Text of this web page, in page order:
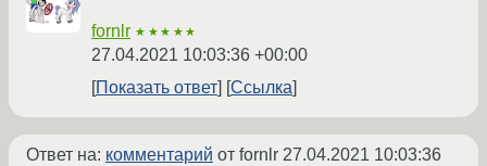
fornlr ★★★★★
27.04.2021 10:03:36 +00:00
Показать ответ
Ссылка
Ответ на: комментарий от fornlr 27.04.2021 10:03:36